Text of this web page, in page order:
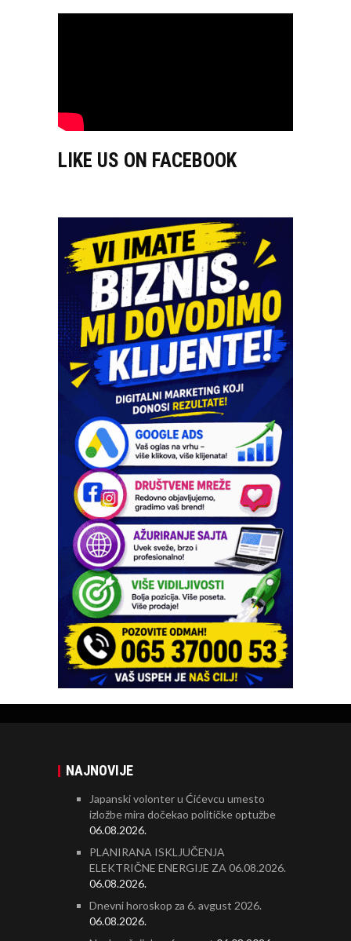
LIKE US ON FACEBOOK
NAJNOVIJE
Japanski volonter u Ćićevcu umesto
izložbe mira dočekao političke optužbe
06.08.2026.
PLANIRANA ISKLJUČENJA
ELEKTRIČNE ENERGIJE ZA 06.08.2026.
06.08.2026.
Dnevni horoskop za 6. avgust 2026.
06.08.2026.